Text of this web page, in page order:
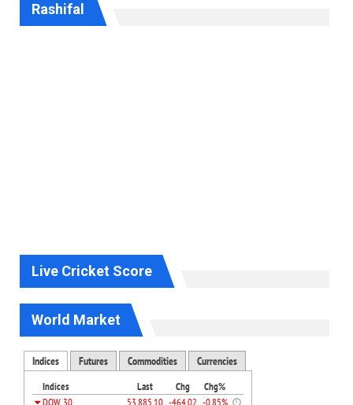
Rashifal
Live Cricket Score
World Market